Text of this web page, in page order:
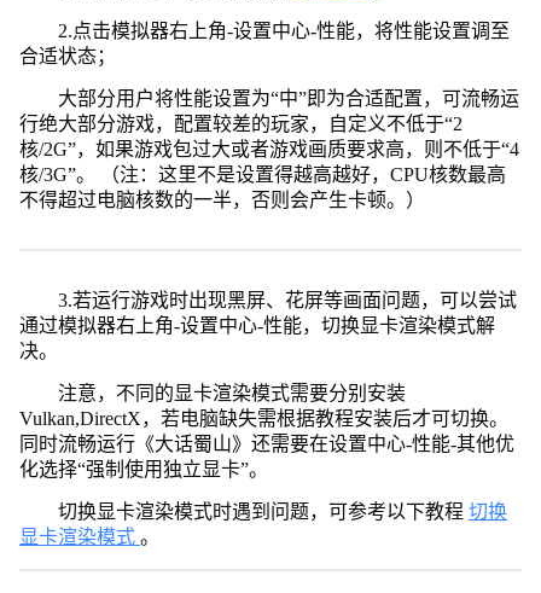
2.点击模拟器右上角-设置中心-性能，将性能设置调至
合适状态；
大部分用户将性能设置为“中”即为合适配置，可流畅运
行绝大部分游戏，配置较差的玩家，自定义不低于“2
核/2G”，如果游戏包过大或者游戏画质要求高，则不低于“4
核/3G”。 （注：这里不是设置得越高越好，CPU核数最高
不得超过电脑核数的一半，否则会产生卡顿。）
3.若运行游戏时出现黑屏、花屏等画面问题，可以尝试
通过模拟器右上角-设置中心-性能，切换显卡渲染模式解
决。
注意，不同的显卡渲染模式需要分别安装
Vulkan,DirectX，若电脑缺失需根据教程安装后才可切换。
同时流畅运行《大话蜀山》还需要在设置中心-性能-其他优
化选择“强制使用独立显卡”。
切换显卡渲染模式时遇到问题，可参考以下教程 切换
显卡渲染模式 。